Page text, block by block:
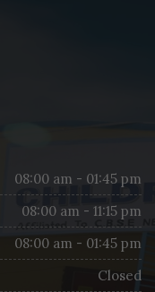
08:00 am - 01:45 pm
08:00 am - 11:15 pm
08:00 am - 01:45 pm
Closed